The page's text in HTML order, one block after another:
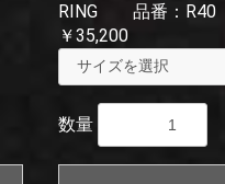
RING 品番：R40
￥35,200
数量